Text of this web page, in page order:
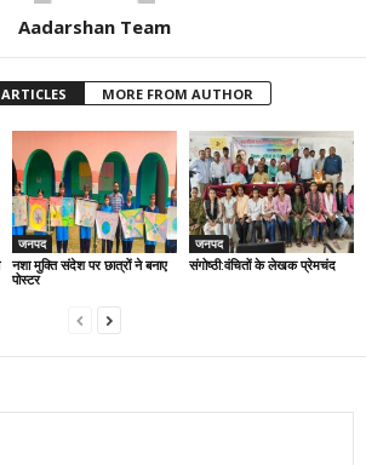
Aadarshan Team
MORE FROM AUTHOR
जनपद
नशा मुक्ति संदेश पर छात्रों ने बनाए
पोस्टर
जनपद
संगोष्ठी:वंचितों के लेखक प्रेमचंद